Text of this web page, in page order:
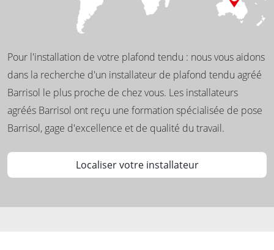
Pour l'installation de votre plafond tendu : nous vous aidons
dans la recherche d'un installateur de plafond tendu agréé
Barrisol le plus proche de chez vous. Les installateurs
agréés Barrisol ont reçu une formation spécialisée de pose
Barrisol, gage d'excellence et de qualité du travail.
Localiser votre installateur